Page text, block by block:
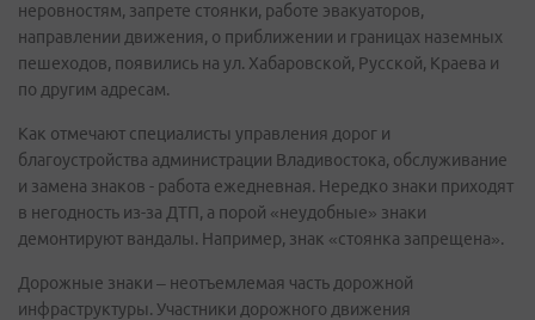
неровностям, запрете стоянки, работе эвакуаторов,
направлении движения, о приближении и границах наземных
пешеходов, появились на ул. Хабаровской, Русской, Краева и
по другим адресам.
Как отмечают специалисты управления дорог и
благоустройства администрации Владивостока, обслуживание
и замена знаков - работа ежедневная. Нередко знаки приходят
в негодность из-за ДТП, а порой «неудобные» знаки
демонтируют вандалы. Например, знак «стоянка запрещена».
Дорожные знаки – неотъемлемая часть дорожной
инфраструктуры. Участники дорожного движения